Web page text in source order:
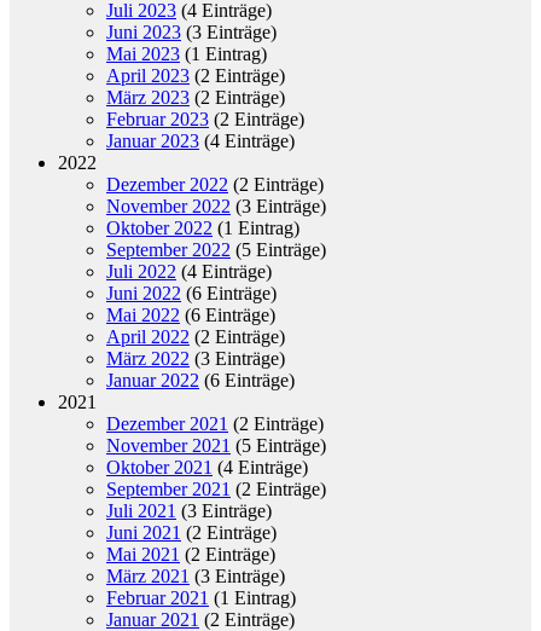
Juli 2023 (4 Einträge)
Juni 2023 (3 Einträge)
Mai 2023 (1 Eintrag)
April 2023 (2 Einträge)
März 2023 (2 Einträge)
Februar 2023 (2 Einträge)
Januar 2023 (4 Einträge)
2022
Dezember 2022 (2 Einträge)
November 2022 (3 Einträge)
Oktober 2022 (1 Eintrag)
September 2022 (5 Einträge)
Juli 2022 (4 Einträge)
Juni 2022 (6 Einträge)
Mai 2022 (6 Einträge)
April 2022 (2 Einträge)
März 2022 (3 Einträge)
Januar 2022 (6 Einträge)
2021
Dezember 2021 (2 Einträge)
November 2021 (5 Einträge)
Oktober 2021 (4 Einträge)
September 2021 (2 Einträge)
Juli 2021 (3 Einträge)
Juni 2021 (2 Einträge)
Mai 2021 (2 Einträge)
März 2021 (3 Einträge)
Februar 2021 (1 Eintrag)
Januar 2021 (2 Einträge)